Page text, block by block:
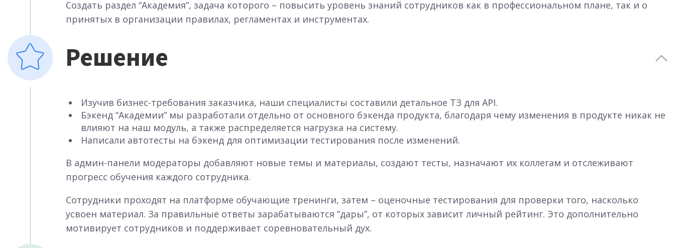
Создать раздел “Академия”, задача которого – повысить уровень знаний сотрудников как в профессиональном плане, так и о
принятых в организации правилах, регламентах и инструментах.
Решение
Изучив бизнес-требования заказчика, наши специалисты составили детальное ТЗ для API.
Бэкенд “Академии” мы разработали отдельно от основного бэкенда продукта, благодаря чему изменения в продукте никак не
влияют на наш модуль, а также распределяется нагрузка на систему.
Написали автотесты на бэкенд для оптимизации тестирования после изменений.
В админ-панели модераторы добавляют новые темы и материалы, создают тесты, назначают их коллегам и отслеживают
прогресс обучения каждого сотрудника.
Сотрудники проходят на платформе обучающие тренинги, затем – оценочные тестирования для проверки того, насколько
усвоен материал. За правильные ответы зарабатываются “дары”, от которых зависит личный рейтинг. Это дополнительно
мотивирует сотрудников и поддерживает соревновательный дух.